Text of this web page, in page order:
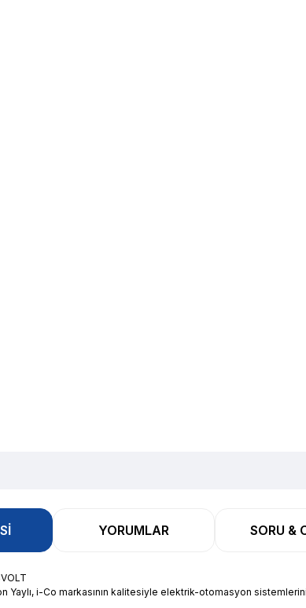
YORUMLAR SORU &
Yaylı, i-Co markasının kalitesiyle elektrik-otomasyon